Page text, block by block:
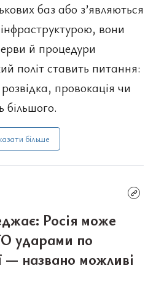
баз або з’являються
вони
й процедури
політ ставить питання:
провокація чи
більшого.
більше
Росія може
ударами по
— названо можливі